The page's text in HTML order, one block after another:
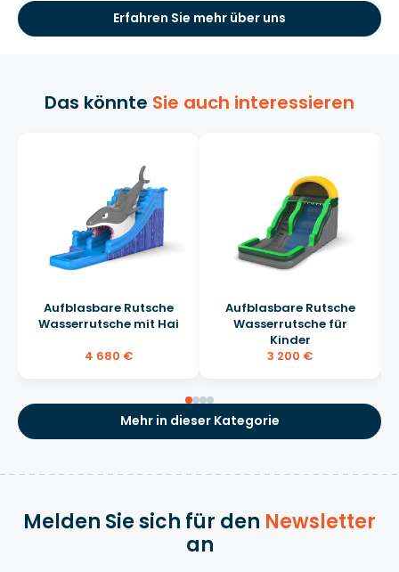
Erfahren Sie mehr über uns
Das könnte Sie auch interessieren
Aufblasbare Rutsche
Wasserrutsche mit Hai
4 680 €
Aufblasbare Rutsche
Wasserrutsche für
Kinder
3 200 €
Mehr in dieser Kategorie
Melden Sie sich für den Newsletter
an